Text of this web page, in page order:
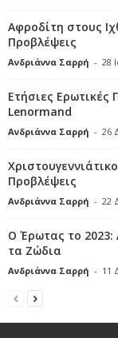
Αφροδίτη στους
Προβλέψεις
Ανδριάννα Σαρρή - 28
Ετήσιες
Lenormand
Ανδριάννα Σαρρή - 26
Προβλέψεις
Ανδριάννα Σαρρή - 22
Ο Έρωτας το 2023:
τα Ζώδια
Ανδριάννα Σαρρή - 11